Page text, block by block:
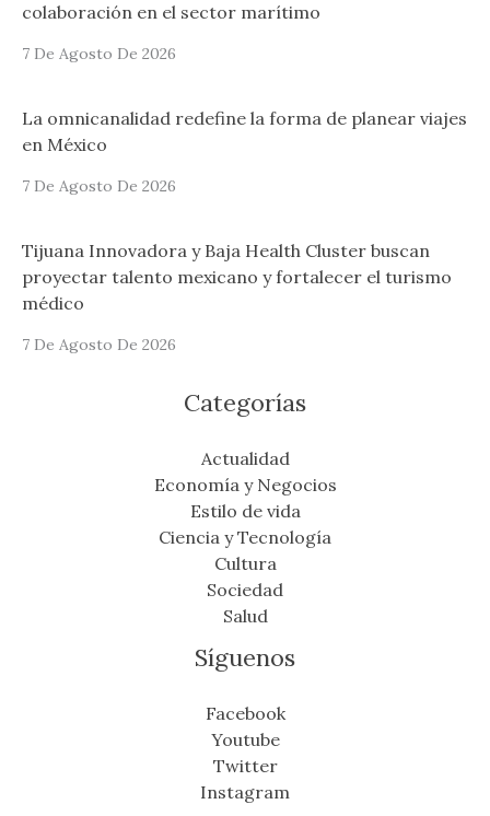
colaboración en el sector marítimo
7 De Agosto De 2026
La omnicanalidad redefine la forma de planear viajes
en México
7 De Agosto De 2026
Tijuana Innovadora y Baja Health Cluster buscan
proyectar talento mexicano y fortalecer el turismo
médico
7 De Agosto De 2026
Categorías
Actualidad
Economía y Negocios
Estilo de vida
Ciencia y Tecnología
Cultura
Sociedad
Salud
Síguenos
Facebook
Youtube
Twitter
Instagram